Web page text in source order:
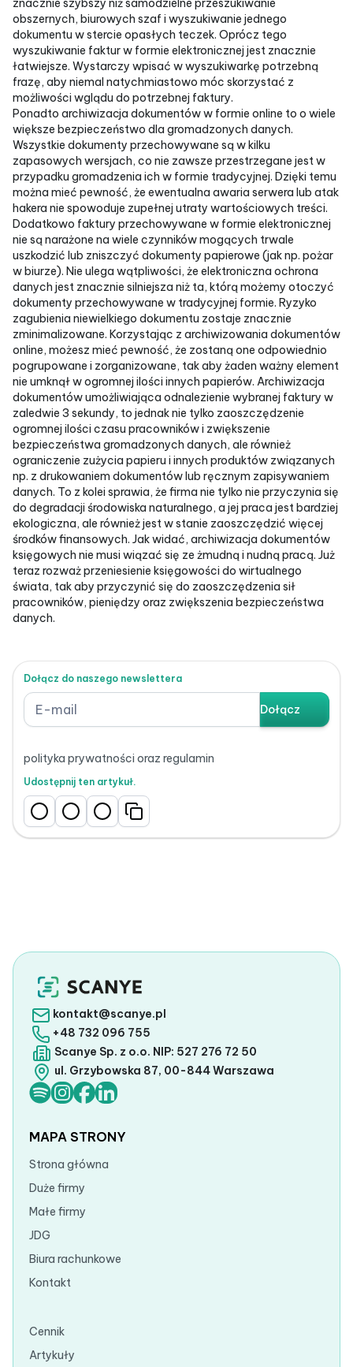
znacznie szybszy niż samodzielne przeszukiwanie
obszernych, biurowych szaf i wyszukiwanie jednego
dokumentu w stercie opasłych teczek. Oprócz tego
wyszukiwanie faktur w formie elektronicznej jest znacznie
łatwiejsze. Wystarczy wpisać w wyszukiwarkę potrzebną
frazę, aby niemal natychmiastowo móc skorzystać z
możliwości wglądu do potrzebnej faktury.
Ponadto archiwizacja dokumentów w formie online to o wiele
większe bezpieczeństwo dla gromadzonych danych.
Wszystkie dokumenty przechowywane są w kilku
zapasowych wersjach, co nie zawsze przestrzegane jest w
przypadku gromadzenia ich w formie tradycyjnej. Dzięki temu
można mieć pewność, że ewentualna awaria serwera lub atak
hakera nie spowoduje zupełnej utraty wartościowych treści.
Dodatkowo faktury przechowywane w formie elektronicznej
nie są narażone na wiele czynników mogących trwale
uszkodzić lub zniszczyć dokumenty papierowe (jak np. pożar
w biurze). Nie ulega wątpliwości, że elektroniczna ochrona
danych jest znacznie silniejsza niż ta, którą możemy otoczyć
dokumenty przechowywane w tradycyjnej formie. Ryzyko
zagubienia niewielkiego dokumentu zostaje znacznie
zminimalizowane. Korzystając z archiwizowania dokumentów
online, możesz mieć pewność, że zostaną one odpowiednio
pogrupowane i zorganizowane, tak aby żaden ważny element
nie umknął w ogromnej ilości innych papierów. Archiwizacja
dokumentów umożliwiająca odnalezienie wybranej faktury w
zaledwie 3 sekundy, to jednak nie tylko zaoszczędzenie
ogromnej ilości czasu pracowników i zwiększenie
bezpieczeństwa gromadzonych danych, ale również
ograniczenie zużycia papieru i innych produktów związanych
np. z drukowaniem dokumentów lub ręcznym zapisywaniem
danych. To z kolei sprawia, że firma nie tylko nie przyczynia się
do degradacji środowiska naturalnego, a jej praca jest bardziej
ekologiczna, ale również jest w stanie zaoszczędzić więcej
środków finansowych. Jak widać, archiwizacja dokumentów
księgowych nie musi wiązać się ze żmudną i nudną pracą. Już
teraz rozważ przeniesienie księgowości do wirtualnego
świata, tak aby przyczynić się do zaoszczędzenia sił
pracowników, pieniędzy oraz zwiększenia bezpieczeństwa
danych.
Dołącz do naszego newslettera
polityka prywatności oraz regulamin
Udostępnij ten artykuł.
kontakt@scanye.pl
+48 732 096 755
Scanye Sp. z o.o. NIP: 527 276 72 50
ul. Grzybowska 87, 00-844 Warszawa
MAPA STRONY
Strona główna
Duże firmy
Małe firmy
JDG
Biura rachunkowe
Kontakt
Cennik
Artykuły